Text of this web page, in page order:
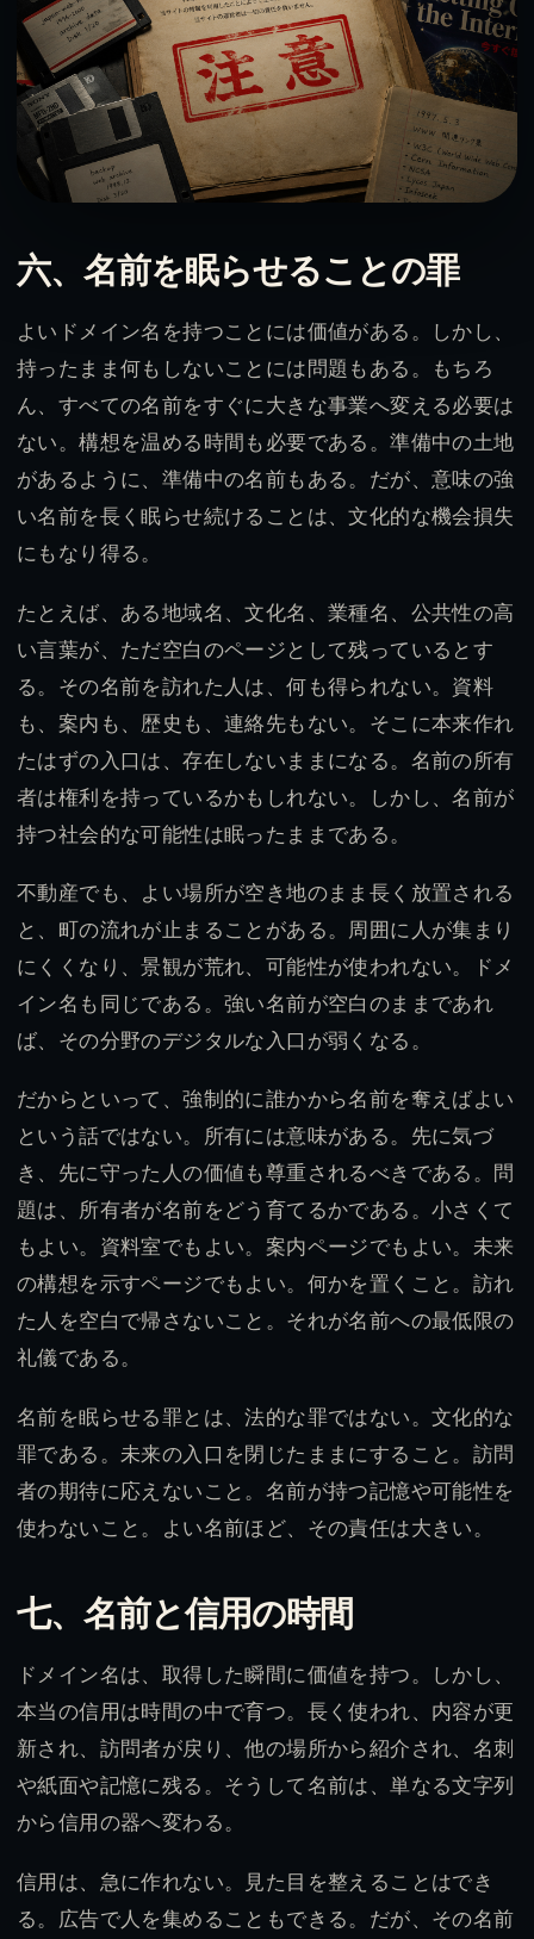
六、名前を眠らせることの罪
よいドメイン名を持つことには価値がある。しかし、
持ったまま何もしないことには問題もある。もちろ
ん、すべての名前をすぐに大きな事業へ変える必要は
ない。構想を温める時間も必要である。準備中の土地
があるように、準備中の名前もある。だが、意味の強
い名前を長く眠らせ続けることは、文化的な機会損失
にもなり得る。
たとえば、ある地域名、文化名、業種名、公共性の高
い言葉が、ただ空白のページとして残っているとす
る。その名前を訪れた人は、何も得られない。資料
も、案内も、歴史も、連絡先もない。そこに本来作れ
たはずの入口は、存在しないままになる。名前の所有
者は権利を持っているかもしれない。しかし、名前が
持つ社会的な可能性は眠ったままである。
不動産でも、よい場所が空き地のまま長く放置される
と、町の流れが止まることがある。周囲に人が集まり
にくくなり、景観が荒れ、可能性が使われない。ドメ
イン名も同じである。強い名前が空白のままであれ
ば、その分野のデジタルな入口が弱くなる。
だからといって、強制的に誰かから名前を奪えばよい
という話ではない。所有には意味がある。先に気づ
き、先に守った人の価値も尊重されるべきである。問
題は、所有者が名前をどう育てるかである。小さくて
もよい。資料室でもよい。案内ページでもよい。未来
の構想を示すページでもよい。何かを置くこと。訪れ
た人を空白で帰さないこと。それが名前への最低限の
礼儀である。
名前を眠らせる罪とは、法的な罪ではない。文化的な
罪である。未来の入口を閉じたままにすること。訪問
者の期待に応えないこと。名前が持つ記憶や可能性を
使わないこと。よい名前ほど、その責任は大きい。
七、名前と信用の時間
ドメイン名は、取得した瞬間に価値を持つ。しかし、
本当の信用は時間の中で育つ。長く使われ、内容が更
新され、訪問者が戻り、他の場所から紹介され、名刺
や紙面や記憶に残る。そうして名前は、単なる文字列
から信用の器へ変わる。
信用は、急に作れない。見た目を整えることはでき
る。広告で人を集めることもできる。だが、その名前